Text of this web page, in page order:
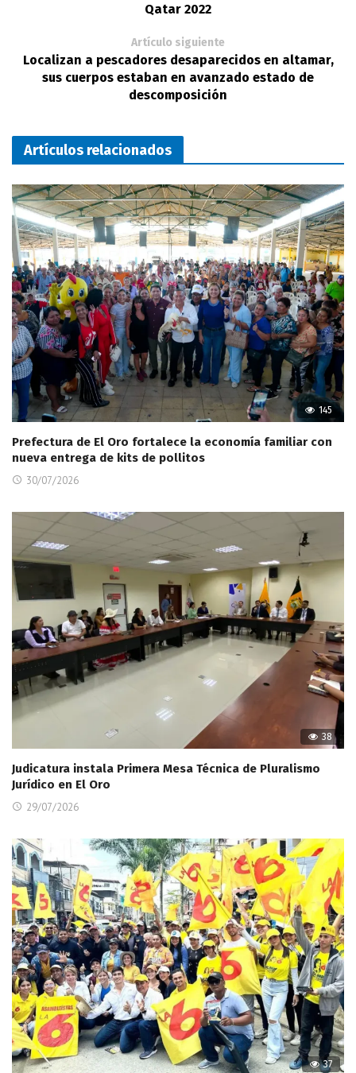
Qatar 2022
Artículo siguiente
Localizan a pescadores desaparecidos en altamar,
sus cuerpos estaban en avanzado estado de
descomposición
Artículos relacionados
145
Prefectura de El Oro fortalece la economía familiar con
nueva entrega de kits de pollitos
30/07/2026
38
Judicatura instala Primera Mesa Técnica de Pluralismo
Jurídico en El Oro
29/07/2026
37